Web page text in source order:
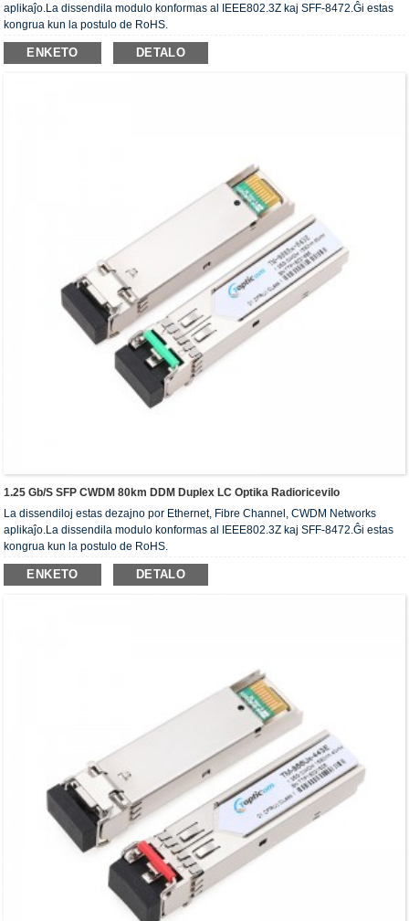
aplikaĵo.La dissendila modulo konformas al IEEE802.3Z kaj SFF-8472.Ĝi estas
kongrua kun la postulo de RoHS.
ENKETO DETALO
1.25 Gb/s SFP CWDM 80km DDM Duplex LC Optika Radioricevilo
La dissendiloj estas dezajno por Ethernet, Fibre Channel, CWDM Networks
aplikaĵo.La dissendila modulo konformas al IEEE802.3Z kaj SFF-8472.Ĝi estas
kongrua kun la postulo de RoHS.
ENKETO DETALO